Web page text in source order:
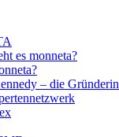
es monneta?
– die Gründerin